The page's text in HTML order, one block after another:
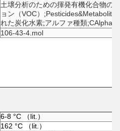
土壌分析のための揮発有機化合物の
ョン（VOC） ;Pesticides&Metabolites
れた炭化水素;アルファ種類;
106-43-4.mol
6-8 °C （lit.）
162 °C （lit.）